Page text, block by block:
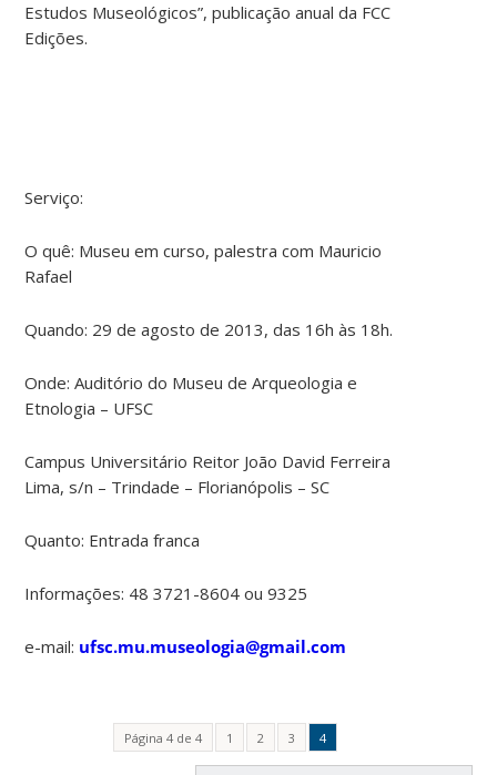
Estudos Museológicos”, publicação anual da FCC
Edições.
Serviço:
O quê: Museu em curso, palestra com Mauricio
Rafael
Quando: 29 de agosto de 2013, das 16h às 18h.
Onde: Auditório do Museu de Arqueologia e
Etnologia – UFSC
Campus Universitário Reitor João David Ferreira
Lima, s/n – Trindade – Florianópolis – SC
Quanto: Entrada franca
Informações: 48 3721-8604 ou 9325
e-mail: ufsc.mu.museologia@gmail.com
Página 4 de 4 1 2 3 4